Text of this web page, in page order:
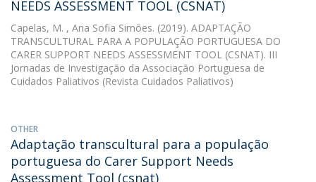
NEEDS ASSESSMENT TOOL (CSNAT)
Capelas, M. , Ana Sofia Simões. (2019). ADAPTAÇÃO
TRANSCULTURAL PARA A POPULAÇÃO PORTUGUESA DO
CARER SUPPORT NEEDS ASSESSMENT TOOL (CSNAT). III
Jornadas de Investigação da Associação Portuguesa de
Cuidados Paliativos (Revista Cuidados Paliativos)
OTHER
Adaptação transcultural para a população
portuguesa do Carer Support Needs
Assessment Tool (csnat)